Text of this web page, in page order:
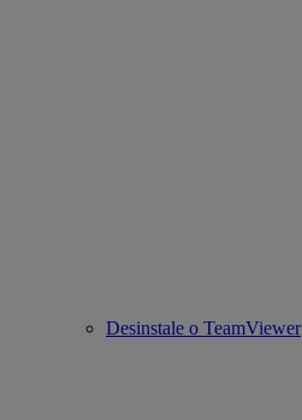
Desinstale o TeamViewer